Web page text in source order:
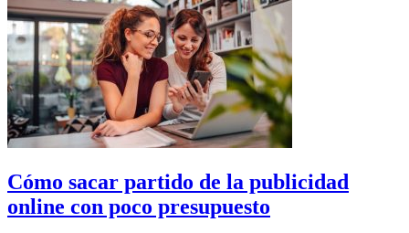
Cómo sacar partido de la publicidad
online con poco presupuesto